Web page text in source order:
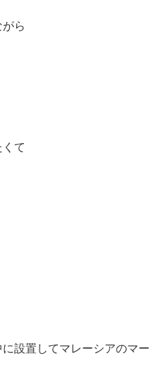
ら
て
設置してマレーシアのマー